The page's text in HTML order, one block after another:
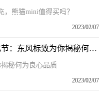
熊猫mini值得买吗？
2023/02/07
天天快资讯：2023神龙汽车文化节：东风标致为你揭秘何为良心品质
秘何为良心品质
2023/02/07